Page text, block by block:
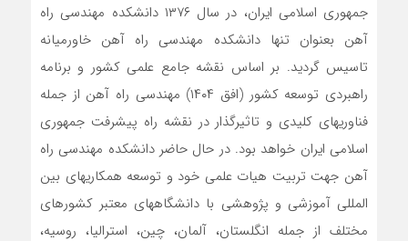
جمهوری اسلامی ایران، در سال ۱۳۷۶ دانشکده مهندسی راه
آهن بعنوان تنها دانشکده مهندسی راه آهن خاورمیانه
تاسیس گردید. بر اساس نقشه جامع علمی کشور و برنامه
راهبردی توسعه کشور (افق ۱۴۰۴) مهندسی راه آهن از جمله
فناوریهای کلیدی و تاثیرگذار در نقشه راه پیشرفت جمهوری
اسلامی ایران خواهد بود. در حال حاضر دانشکده مهندسی راه
آهن جهت تربیت هیات علمی خود و توسعه همکاریهای بین
المللی آموزشی و پژوهشی با دانشگاههای معتبر کشورهای
مختلف از جمله انگلستان، آلمان، چین، استرالیا، روسیه،